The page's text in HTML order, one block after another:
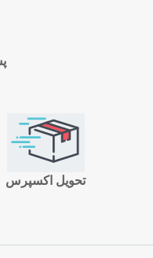
تحویل اکسپرس